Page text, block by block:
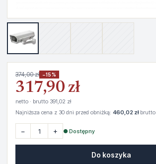
374,00 zł −15%
317,90 zł
netto · brutto 391,02 zł
Najniższa cena z 30 dni przed obniżką: 460,02 złbrutto
− + ● Dostępny
Do koszyka